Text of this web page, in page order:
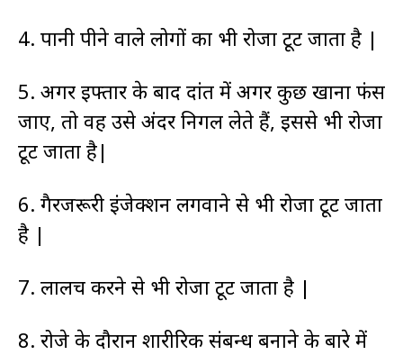
4. पानी पीने वाले लोगों का भी रोजा टूट जाता है |
5. अगर इफ्तार के बाद दांत में अगर कुछ खाना फंस
जाए, तो वह उसे अंदर निगल लेते हैं, इससे भी रोजा
टूट जाता है|
6. गैरजरूरी इंजेक्शन लगवाने से भी रोजा टूट जाता
है |
7. लालच करने से भी रोजा टूट जाता है |
8. रोजे के दौरान शारीरिक संबन्ध बनाने के बारे में